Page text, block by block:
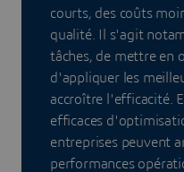
courts, des coûts
qualité. Il s'agit
tâches, de mettre en
d'appliquer les
accroître l'efficacité.
efficaces
entreprises peuvent
performances